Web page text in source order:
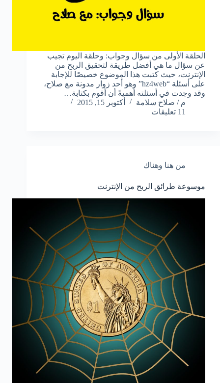
الحلقة الأولى من سؤال وجواب: وحلقة اليوم تجيب
عن سؤال ما هي أفضل طريقة لتحقيق الربح من
الإنترنت، حيث كتبت هذا الموضوع خصيصًا للإجابة
على أسئلة “hz4web” وهو أحد زوار مدونة مع صلاح،
وقد وجدت في أسئلته أهميةً أن أقوم بكتابة…
م / صلاح سلامة
أكتوبر 15, 2015
11 تعليقات
من هنا وهناك
موسوعة طرائق الربح من الإنترنت